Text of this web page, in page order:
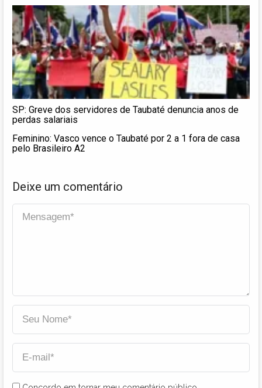
SP: Greve dos servidores de Taubaté denuncia anos de
perdas salariais
Feminino: Vasco vence o Taubaté por 2 a 1 fora de casa
pelo Brasileiro A2
Deixe um comentário